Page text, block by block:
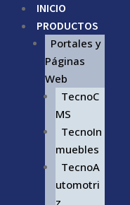
INICIO
PRODUCTOS
Portales y
Páginas
Web
TecnoC
MS
TecnoIn
muebles
TecnoA
utomotri